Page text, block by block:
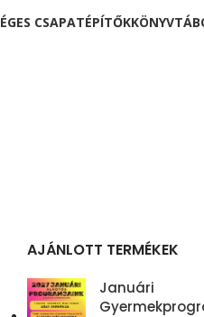
CSAPATÉPÍTŐKKÖNYV
AJÁNLOTT TERMÉKEK
Januári